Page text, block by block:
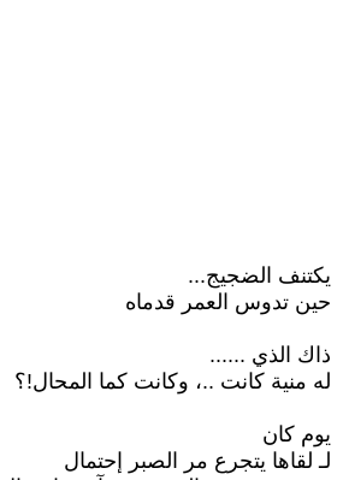
يكتنف الضجيج...
حين تدوس العمر قدماه
ذاك الذي ......
له منية كانت ..، وكانت كما المحال!؟
يوم كان
لـ لقاها يتجرع مر الصبر إحتمال